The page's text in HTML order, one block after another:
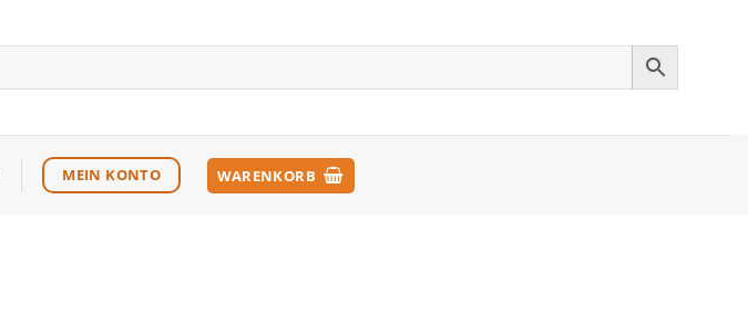
MEIN KONTO WARENKORB